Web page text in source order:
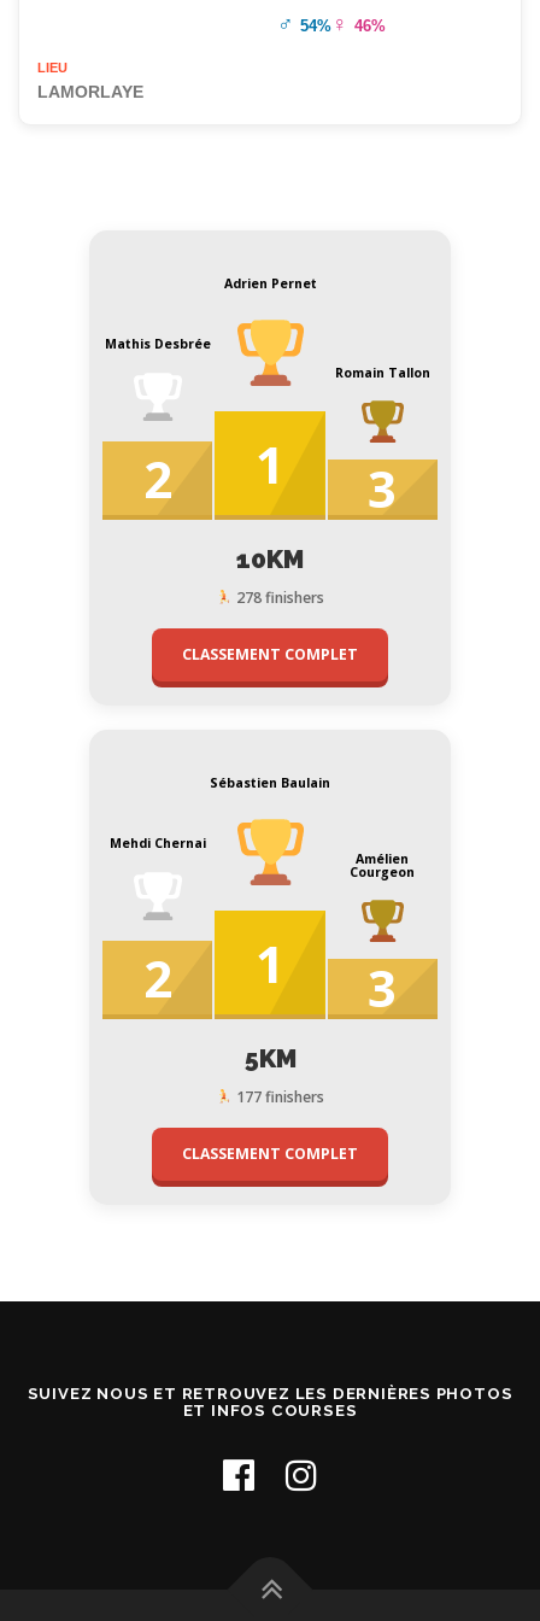
♂ 54% ♀ 46%
LIEU
LAMORLAYE
Mathis Desbrée
2
Adrien Pernet
1
Romain Tallon
3
10KM
278 finishers
CLASSEMENT COMPLET
Mehdi Chernai
2
Sébastien Baulain
1
Amélien
Courgeon
3
5KM
177 finishers
CLASSEMENT COMPLET
SUIVEZ NOUS ET RETROUVEZ LES DERNIÈRES PHOTOS
ET INFOS COURSES